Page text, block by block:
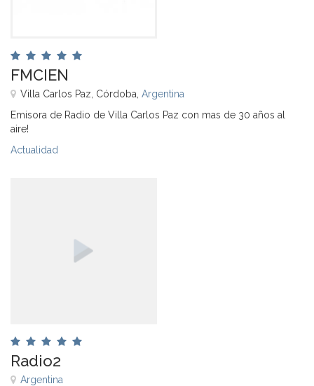
FMCIEN
Villa Carlos Paz, Córdoba, Argentina
Emisora de Radio de Villa Carlos Paz con mas de 30 años al
aire!
Actualidad
Radio2
Argentina